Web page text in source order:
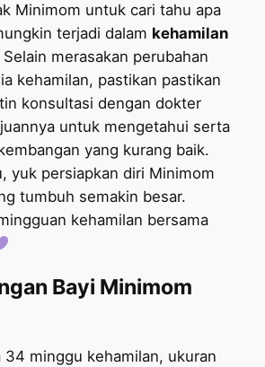
Minimom untuk cari tahu apa
terjadi dalam kehamilan
merasakan perubahan
kehamilan, pastikan pastikan
konsultasi dengan dokter
untuk mengetahui serta
yang kurang baik.
yuk persiapkan diri Minimom
tumbuh semakin besar.
kehamilan bersama
Bayi Minimom
34 minggu kehamilan, ukuran